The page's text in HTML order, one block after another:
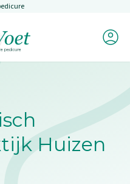
homepagina
Mijn
Huizen